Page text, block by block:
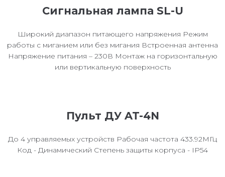
Сигнальная лампа SL-U
Широкий диапазон питающего напряжения Режим
работы с миганием или без мигания Встроенная антенна
Напряжение питания – 230В Монтаж на горизонтальную
или вертикальную поверхность
Пульт ДУ AT-4N
До 4 управляемых устройств Рабочая частота 433.92МГц
Код - Динамический Степень защиты корпуса - IP54